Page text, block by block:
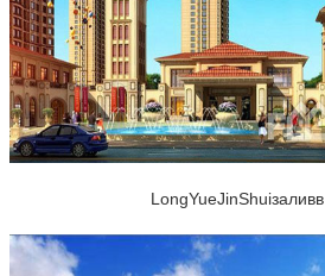
LongYueJinShuiзаливв